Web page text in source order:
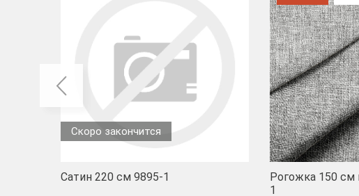
Скоро закончится
Сатин 220 см 9895-1
Рогожка 150 см
1